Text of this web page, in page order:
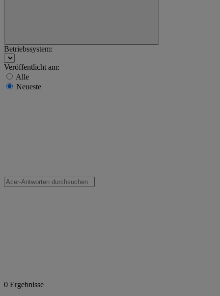
Betriebssystem:
Veröffentlicht am:
Alle
Neueste
0 Ergebnisse